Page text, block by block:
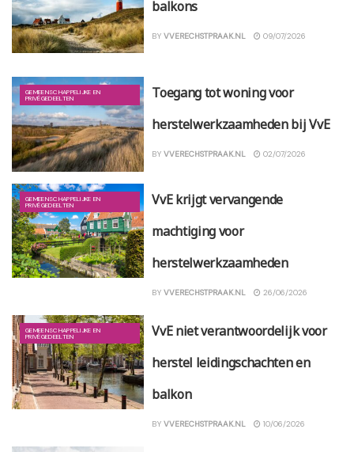
balkons
BY VVERECHSTPRAAK.NL 09/07/2026
GEMEENSCHAPPELIJKE EN
PRIVÉGEDEELTEN
Toegang tot woning voor
herstelwerkzaamheden bij VvE
BY VVERECHSTPRAAK.NL 02/07/2026
GEMEENSCHAPPELIJKE EN
PRIVÉGEDEELTEN
VvE krijgt vervangende
machtiging voor
herstelwerkzaamheden
BY VVERECHSTPRAAK.NL 26/06/2026
GEMEENSCHAPPELIJKE EN
PRIVÉGEDEELTEN
VvE niet verantwoordelijk voor
herstel leidingschachten en
balkon
BY VVERECHSTPRAAK.NL 10/06/2026